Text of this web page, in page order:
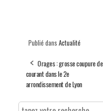
Publié dans Actualité
Orages : grosse coupure de
courant dans le 2e
arrondissement de Lyon